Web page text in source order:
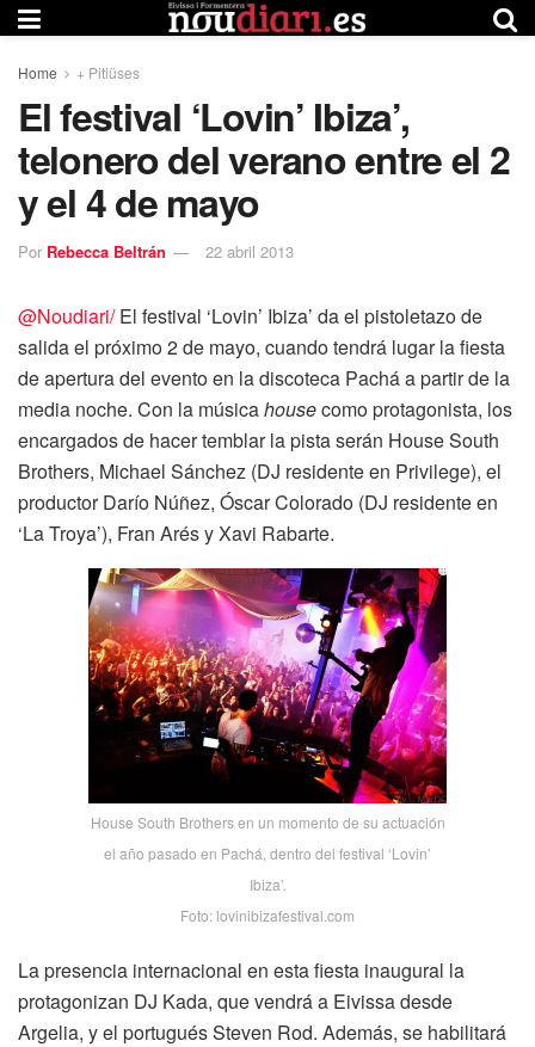
Home + Pitiüses
El festival ‘Lovin’ Ibiza’,
telonero del verano entre el 2
y el 4 de mayo
Por Rebecca Beltrán 22 abril 2013
@Noudiari/El festival ‘Lovin’ Ibiza’ da el pistoletazo de
salida el próximo 2 de mayo, cuando tendrá lugar la fiesta
de apertura del evento en la discoteca Pachá a partir de la
media noche. Con la músicahousecomo protagonista, los
encargados de hacer temblar la pista serán House South
Brothers, Michael Sánchez (DJ residente en Privilege), el
productor Darío Núñez, Óscar Colorado (DJ residente en
‘La Troya’), Fran Arés y Xavi Rabarte.
House South Brothers en un momento de su actuación
el año pasado en Pachá, dentro del festival ‘Lovin’
Ibiza’.
Foto: lovinibizafestival.com
La presencia internacional en esta fiesta inaugural la
protagonizan DJ Kada, que vendrá a Eivissa desde
Argelia, y el portugués Steven Rod. Además, se habilitará